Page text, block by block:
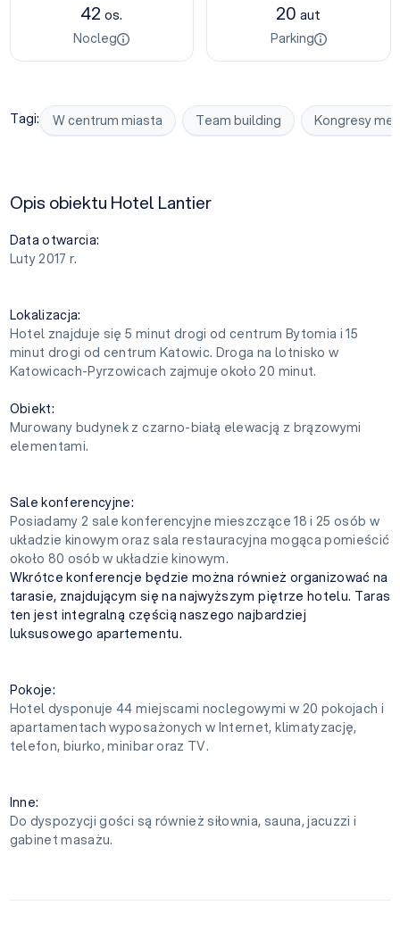
42os.
Nocleg
20aut
Parking
Tagi: W centrum miasta Team building Kongresy
Opis obiektu Hotel Lantier
Data otwarcia:
Luty 2017 r.
Lokalizacja:
Hotel znajduje się 5 minut drogi od centrum Bytomia i 15
minut drogi od centrum Katowic. Droga na lotnisko w
Katowicach-Pyrzowicach zajmuje około 20 minut.
Obiekt:
Murowany budynek z czarno-białą elewacją z brązowymi
elementami.
Sale konferencyjne:
Posiadamy 2 sale konferencyjne mieszczące 18 i 25 osób w
układzie kinowym oraz sala restauracyjna mogąca pomieścić
około 80 osób w układzie kinowym.
Wkrótce konferencje będzie można również organizować na
tarasie, znajdującym się na najwyższym piętrze hotelu. Taras
ten jest integralną częścią naszego najbardziej
luksusowego apartementu.
Pokoje:
Hotel dysponuje 44 miejscami noclegowymi w 20 pokojach i
apartamentach wyposażonych w Internet, klimatyzację,
telefon, biurko, minibar oraz TV.
Inne:
Do dyspozycji gości są również siłownia, sauna, jacuzzi i
gabinet masażu.